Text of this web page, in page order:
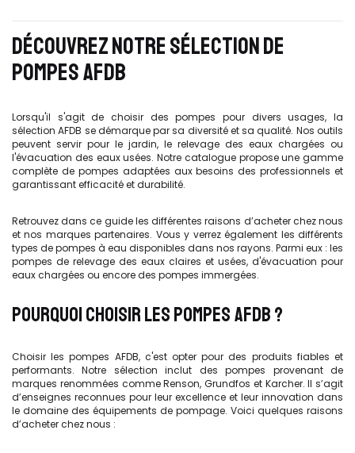
DÉCOUVREZ NOTRE SÉLECTION DE
POMPES AFDB
Lorsqu'il s'agit de choisir des pompes pour divers usages, la
sélection AFDB se démarque par sa diversité et sa qualité. Nos outils
peuvent servir pour le jardin, le relevage des eaux chargées ou
l'évacuation des eaux usées. Notre catalogue propose une gamme
complète de pompes adaptées aux besoins des professionnels et
garantissant efficacité et durabilité.
Retrouvez dans ce guide les différentes raisons d’acheter chez nous
et nos marques partenaires. Vous y verrez également les différents
types de pompes à eau disponibles dans nos rayons. Parmi eux : les
pompes de relevage des eaux claires et usées, d'évacuation pour
eaux chargées ou encore des pompes immergées.
POURQUOI CHOISIR LES POMPES AFDB ?
Choisir les pompes AFDB, c'est opter pour des produits fiables et
performants. Notre sélection inclut des pompes provenant de
marques renommées comme Renson, Grundfos et Karcher. Il s’agit
d’enseignes reconnues pour leur excellence et leur innovation dans
le domaine des équipements de pompage. Voici quelques raisons
d’acheter chez nous :